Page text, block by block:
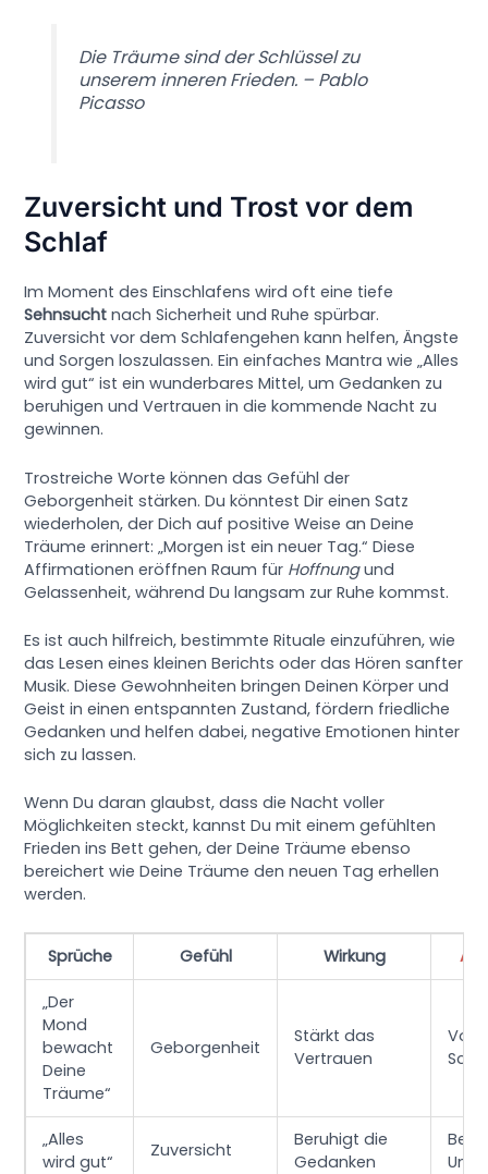
Die Träume sind der Schlüssel zu
unserem inneren Frieden. – Pablo
Picasso
Zuversicht und Trost vor dem
Schlaf
Im Moment des Einschlafens wird oft eine tiefe
Sehnsucht nach Sicherheit und Ruhe spürbar.
Zuversicht vor dem Schlafengehen kann helfen, Ängste
und Sorgen loszulassen. Ein einfaches Mantra wie „Alles
wird gut“ ist ein wunderbares Mittel, um Gedanken zu
beruhigen und Vertrauen in die kommende Nacht zu
gewinnen.
Trostreiche Worte können das Gefühl der
Geborgenheit stärken. Du könntest Dir einen Satz
wiederholen, der Dich auf positive Weise an Deine
Träume erinnert: „Morgen ist ein neuer Tag.“ Diese
Affirmationen eröffnen Raum für Hoffnungund
Gelassenheit, während Du langsam zur Ruhe kommst.
Es ist auch hilfreich, bestimmte Rituale einzuführen, wie
das Lesen eines kleinen Berichts oder das Hören sanfter
Musik. Diese Gewohnheiten bringen Deinen Körper und
Geist in einen entspannten Zustand, fördern friedliche
Gedanken und helfen dabei, negative Emotionen hinter
sich zu lassen.
Wenn Du daran glaubst, dass die Nacht voller
Möglichkeiten steckt, kannst Du mit einem gefühlten
Frieden ins Bett gehen, der Deine Träume ebenso
bereichert wie Deine Träume den neuen Tag erhellen
werden.
Sprüche Gefühl Wirkung
„Der
Mond
bewacht
Deine
Träume“
Geborgenheit
Stärkt das
Vertrauen
Vor
„Alles
wird gut“
Zuversicht
Beruhigt die
Gedanken
Bei